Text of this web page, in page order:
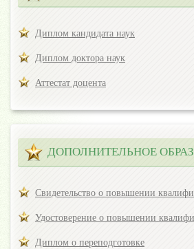
Диплом кандидата наук
Диплом доктора наук
Аттестат доцента
ДОПОЛНИТЕЛЬНОЕ
Свидетельство о повышении
Удостоверение о повышении
Диплом о переподготовке